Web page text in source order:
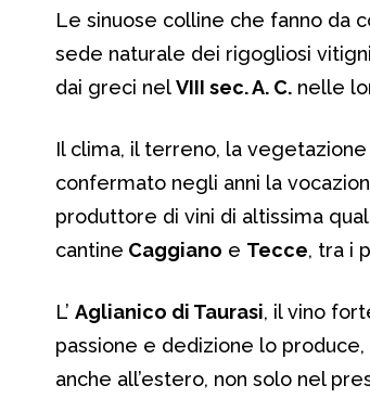
Le sinuose colline che fanno da
sede naturale dei rigogliosi
dai greci nelVIII sec. A. C. nelle
Il clima, il terreno, la
confermato negli anni la
produttore di vini di altissima
cantine Caggiano e Tecce, tra i
L’ Aglianico di Taurasi, il vino
passione e dedizione lo produce,
anche all’estero, non solo nel